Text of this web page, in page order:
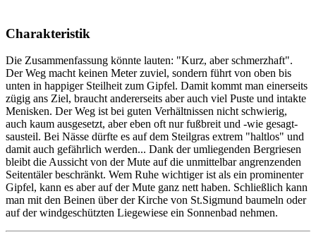
Charakteristik
Die Zusammenfassung könnte lauten: "Kurz, aber schmerzhaft".
Der Weg macht keinen Meter zuviel, sondern führt von oben bis
unten in happiger Steilheit zum Gipfel. Damit kommt man einerseits
zügig ans Ziel, braucht andererseits aber auch viel Puste und intakte
Menisken. Der Weg ist bei guten Verhältnissen nicht schwierig,
auch kaum ausgesetzt, aber eben oft nur fußbreit und -wie gesagt-
sausteil. Bei Nässe dürfte es auf dem Steilgras extrem "haltlos" und
damit auch gefährlich werden... Dank der umliegenden Bergriesen
bleibt die Aussicht von der Mute auf die unmittelbar angrenzenden
Seitentäler beschränkt. Wem Ruhe wichtiger ist als ein prominenter
Gipfel, kann es aber auf der Mute ganz nett haben. Schließlich kann
man mit den Beinen über der Kirche von St.Sigmund baumeln oder
auf der windgeschützten Liegewiese ein Sonnenbad nehmen.